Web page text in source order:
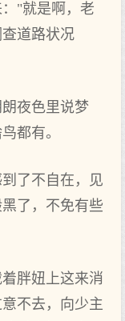
"就是啊，老
道路状况
夜色里说梦
都有。
了不自在，见
了，不免有些
胖妞上这来消
不去，向少主